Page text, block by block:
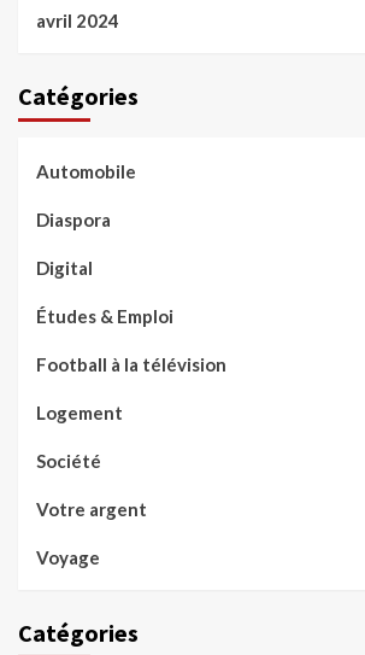
avril 2024
Catégories
Automobile
Diaspora
Digital
Études & Emploi
Football à la télévision
Logement
Société
Votre argent
Voyage
Catégories